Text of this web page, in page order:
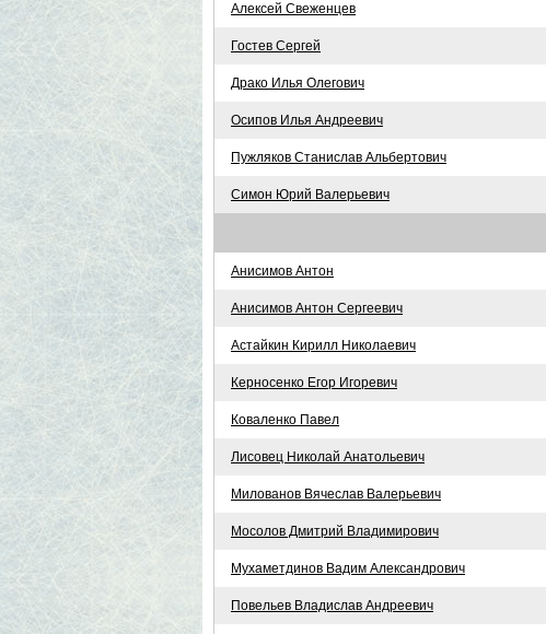
Алексей Свеженцев
Гостев Сергей
Драко Илья Олегович
Осипов Илья Андреевич
Пужляков Станислав Альбертович
Симон Юрий Валерьевич
Анисимов Антон
Анисимов Антон Сергеевич
Астайкин Кирилл Николаевич
Керносенко Егор Игоревич
Коваленко Павел
Лисовец Николай Анатольевич
Милованов Вячеслав Валерьевич
Мосолов Дмитрий Владимирович
Мухаметдинов Вадим Александрович
Повельев Владислав Андреевич